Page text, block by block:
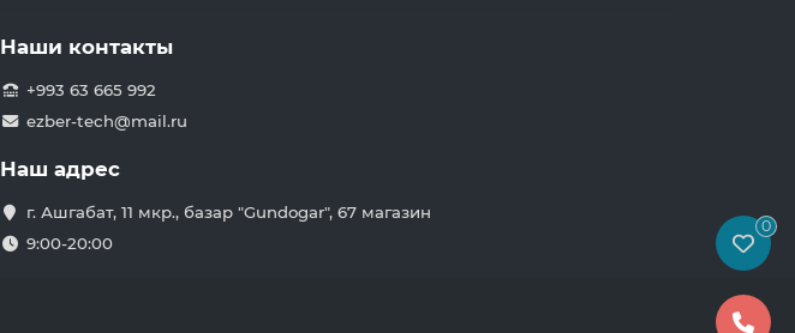
Наши контакты
+993 63 665 992
ezber-tech@mail.ru
Наш адрес
г. Ашгабат, 11 мкр., базар "Gundogar", 67 магазин
9:00-20:00
0